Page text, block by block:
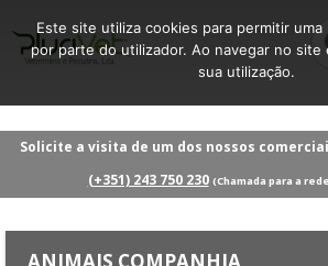
Solicite a visita de um dos nossos
(+351) 243 750 230 (Chamada para a
ANIMAIS COMPANHIA
Este site utiliza cookies para permitir
por parte do utilizador. Ao navegar no site
sua utilização.